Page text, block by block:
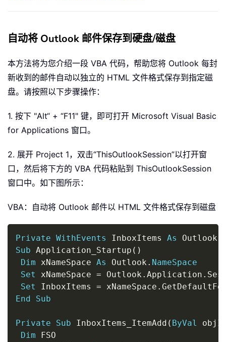
自动将 Outlook 邮件保存到硬盘/磁盘
本方法将为您介绍一段 VBA 代码，帮助您将 Outlook 每封
新收到的邮件自动以独立的 HTML 文件格式保存到指定磁
盘。请按照以下步骤操作：
1. 按下 "Alt“ + “F11" 键，即可打开 Microsoft Visual Basic
for Applications 窗口。
2. 展开 Project 1，双击“ThisOutlookSession”以打开窗
口，然后将下方的 VBA 代码粘贴到 ThisOutlookSession
窗口中。如下图所示：
VBA：自动将 Outlook 邮件以 HTML 文件格式保存到磁盘
Private WithEvents InboxItems As Outlook
Sub Application_Startup ( )
Dim xNameSpace As Outlook . NameSpace
Set
xNameSpace = Outlook . Application .
Set
InboxItems = xNameSpace .
End
Sub
Private Sub InboxItems_ItemAdd ( ByVal
Dim FSO
Copy